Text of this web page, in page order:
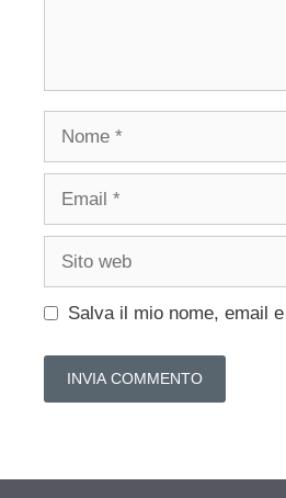
Nome
Email
Sito
Salva il mio nome, email